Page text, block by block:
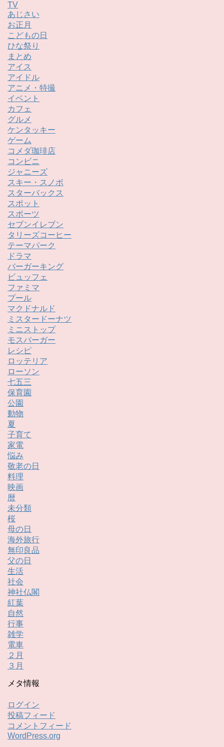
TV
あじさい
お正月
こどもの日
ひな祭り
まとめ
アイス
アイドル
アニメ・特撮
イベント
カフェ
グルメ
ケンタッキー
ゲーム
コメダ珈琲店
コンビニ
ジャニーズ
スキー・スノボ
スターバックス
スポット
スポーツ
セブンイレブン
タリーズコーヒー
テーマパーク
ドラマ
バーガーキング
ビュッフェ
ファミマ
プール
マクドナルド
ミスタードーナツ
ミニストップ
モスバーガー
レシピ
ロッテリア
ローソン
七五三
保育園
公園
動物
夏
子育て
家電
悩み
敬老の日
料理
映画
暦
未分類
桜
母の日
海外旅行
無印良品
父の日
生活
社会
神社仏閣
紅葉
自然
行事
雑学
電車
２月
３月
メタ情報
ログイン
投稿フィード
コメントフィード
WordPress.org